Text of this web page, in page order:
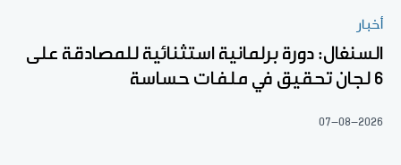
أخبار
السنغال: دورة برلمانية استثنائية للمصادقة على
6 لجان تحقيق في ملفات حساسة
07-08-2026